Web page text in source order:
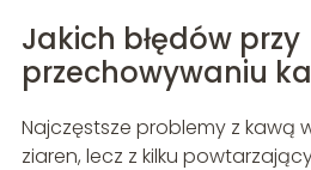
Jakich błędów przy
przechowywaniu
Najczęstsze problemy z kawą
ziaren, lecz z kilku